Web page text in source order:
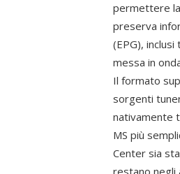
permettere
preserva
(EPG),
messa in
Il formato
sorgenti
nativamente
MS più
Center sia
restano negli